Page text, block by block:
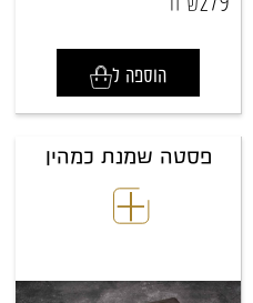
ש"ח
הוספה ל
פסטה שמנת כמהין